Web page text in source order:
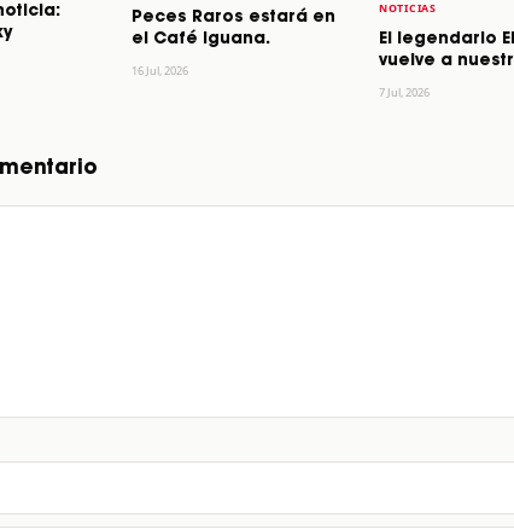
Peces Raros estará en
el Café Iguana.
16 Jul, 2026
NOTICIAS
El legendario
vuelve a
7 Jul, 2026